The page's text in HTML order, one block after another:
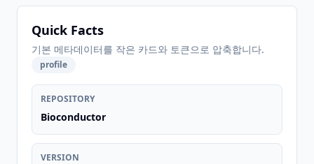
Quick Facts
기본 메타데이터를 작은 카드와 토큰으로 압축합니다.
profile
REPOSITORY
Bioconductor
VERSION